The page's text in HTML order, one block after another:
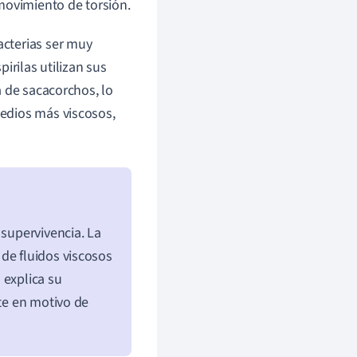
de torsión.
ser muy
utilizan sus
sacacorchos, lo
más viscosos,
La
fluidos viscosos
su
en motivo de